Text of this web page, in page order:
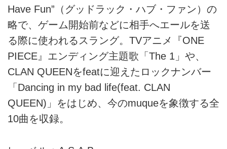
Have Fun”（グッドラック・ハブ・ファン）の
略で、ゲーム開始前などに相手へエールを送
る際に使われるスラング。TVアニメ『ONE
PIECE』エンディング主題歌「The 1」や、
CLAN QUEENをfeatに迎えたロックナンバー
「Dancing in my bad life(feat. CLAN
QUEEN)」をはじめ、今のmuqueを象徴する全
10曲を収録。